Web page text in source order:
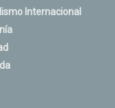
Internacional